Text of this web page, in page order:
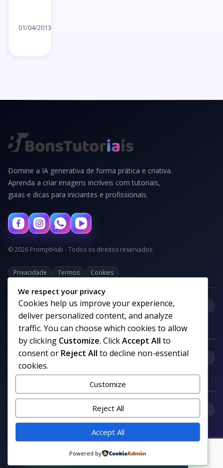
01/04/2013
Domine a IA generativa de forma prática e criativa.
Aprenda a criar imagens incríveis com tutoriais,
guias e dicas para iniciantes e profissionais.
© 2026 PromptHub - Todos os direitos reservados
Privacidade Termos Cookies
Categorias
Links uteis
Siga nosso canal no WhatsApp
We respect your privacy
Cookies help us improve your experience,
deliver personalized content, and analyze
traffic. You can choose which cookies to allow
by clicking Customize. ClickAccept All to
consent or Reject All to decline non-essential
cookies.
Customize
Reject All
Accept All
Powered by